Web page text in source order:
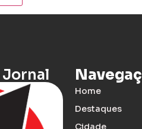
Jornal
Home
Destaques
Cidade